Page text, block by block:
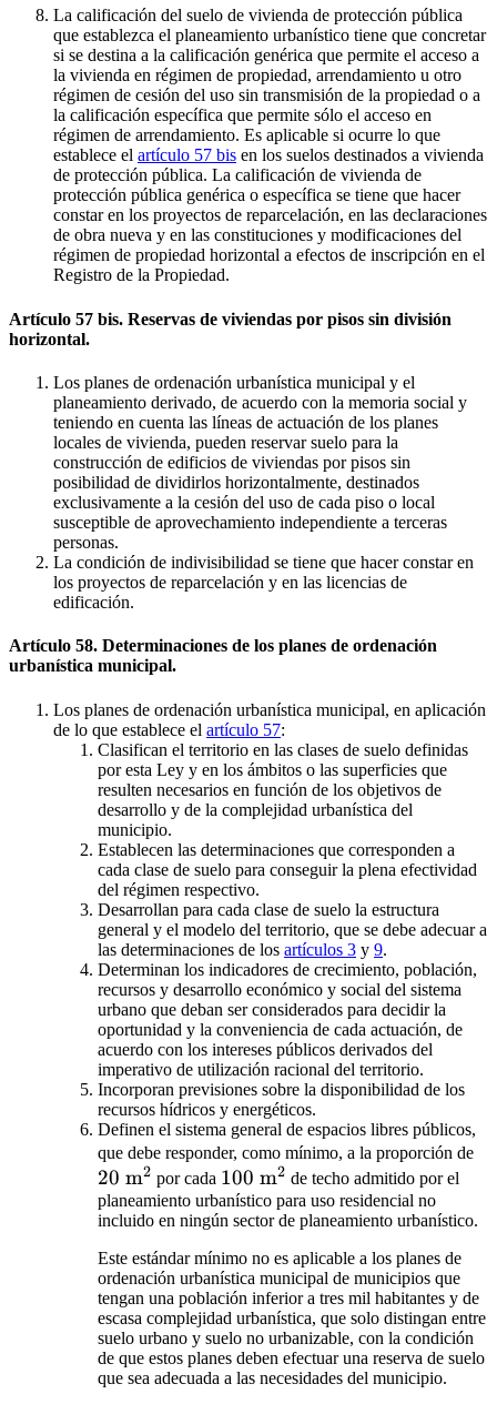
La calificación del suelo de vivienda de protección pública
que establezca el planeamiento urbanístico tiene que concretar
si se destina a la calificación genérica que permite el acceso a
la vivienda en régimen de propiedad, arrendamiento u otro
régimen de cesión del uso sin transmisión de la propiedad o a
la calificación específica que permite sólo el acceso en
régimen de arrendamiento. Es aplicable si ocurre lo que
establece el artículo 57 bis en los suelos destinados a vivienda
de protección pública. La calificación de vivienda de
protección pública genérica o específica se tiene que hacer
constar en los proyectos de reparcelación, en las declaraciones
de obra nueva y en las constituciones y modificaciones del
régimen de propiedad horizontal a efectos de inscripción en el
Registro de la Propiedad.
Artículo 57 bis. Reservas de viviendas por pisos sin división
horizontal.
Los planes de ordenación urbanística municipal y el
planeamiento derivado, de acuerdo con la memoria social y
teniendo en cuenta las líneas de actuación de los planes
locales de vivienda, pueden reservar suelo para la
construcción de edificios de viviendas por pisos sin
posibilidad de dividirlos horizontalmente, destinados
exclusivamente a la cesión del uso de cada piso o local
susceptible de aprovechamiento independiente a terceras
personas.
La condición de indivisibilidad se tiene que hacer constar en
los proyectos de reparcelación y en las licencias de
edificación.
Artículo 58. Determinaciones de los planes de ordenación
urbanística municipal.
Los planes de ordenación urbanística municipal, en aplicación
de lo que establece el artículo 57:
Clasifican el territorio en las clases de suelo definidas
por esta Ley y en los ámbitos o las superficies que
resulten necesarios en función de los objetivos de
desarrollo y de la complejidad urbanística del
municipio.
Establecen las determinaciones que corresponden a
cada clase de suelo para conseguir la plena efectividad
del régimen respectivo.
Desarrollan para cada clase de suelo la estructura
general y el modelo del territorio, que se debe adecuar a
las determinaciones de los artículos 3 y 9.
Determinan los indicadores de crecimiento, población,
recursos y desarrollo económico y social del sistema
urbano que deban ser considerados para decidir la
oportunidad y la conveniencia de cada actuación, de
acuerdo con los intereses públicos derivados del
imperativo de utilización racional del territorio.
Incorporan previsiones sobre la disponibilidad de los
recursos hídricos y energéticos.
Definen el sistema general de espacios libres públicos,
que debe responder, como mínimo, a la proporción de
20 m2 por cada 100\text{
m}^2
100 m2 de techo admitido por el
planeamiento urbanístico para uso residencial no
incluido en ningún sector de planeamiento urbanístico.
Este estándar mínimo no es aplicable a los planes de
ordenación urbanística municipal de municipios que
tengan una población inferior a tres mil habitantes y de
escasa complejidad urbanística, que solo distingan entre
suelo urbano y suelo no urbanizable, con la condición
de que estos planes deben efectuar una reserva de suelo
que sea adecuada a las necesidades del municipio.